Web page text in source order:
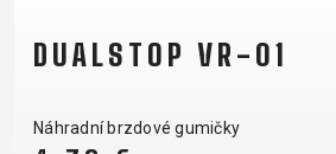
DUALSTOP VR-01
Náhradní brzdové gumičky